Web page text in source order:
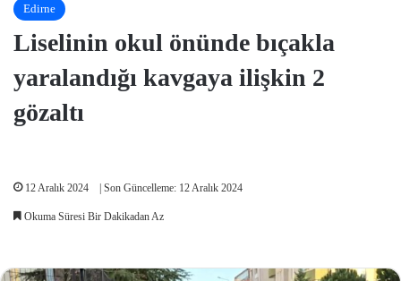
Edirne
Liselinin okul önünde bıçakla
yaralandığı kavgaya ilişkin 2
gözaltı
12 Aralık 2024 | Son Güncelleme: 12 Aralık 2024
Okuma Süresi Bir Dakikadan Az